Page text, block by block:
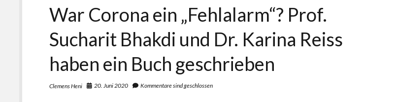
unheilbar
Gesunden
keine
Minderheiten
War Corona ein „Fehlalarm“? Prof.
Sucharit Bhakdi und Dr. Karina Reiss
haben ein Buch geschrieben
Clemens Heni 20. Juni 2020 Kommentare sind geschlossen